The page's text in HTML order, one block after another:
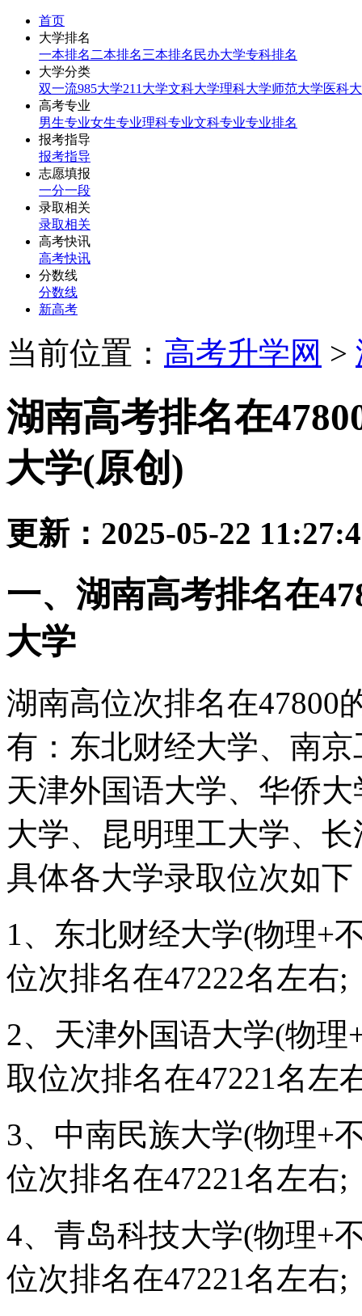
首页
大学排名
一本排名 二本排名三本排名 民办大学专科排名
大学分类
双一流985大学211大学文科大学理科大学师范大学医科
高考专业
男生专业女生专业理科专业文科专业专业排名
报考指导
报考指导
志愿填报
一分一段
录取相关
录取相关
高考快讯
高考快讯
分数线
分数线
新高考
当前位置： 高考升学网 >
湖南高考排名在
大学(原创)
更新：2025-05-22
一、湖南高考排名在
大学
湖南高位次排名在47800
有：东北财经大学、南
天津外国语大学、华侨
大学、昆明理工大学、
具体各大学录取位次如下
1、东北财经大学(物理+
位次排名在47222名左右;
2、天津外国语大学(物理
取位次排名在47221名左
3、中南民族大学(物理+
位次排名在47221名左右;
4、青岛科技大学(物理+
位次排名在47221名左右;